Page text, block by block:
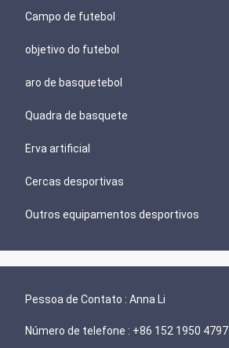
Campo de futebol
objetivo do futebol
aro de basquetebol
Quadra de basquete
Erva artificial
Cercas desportivas
Outros equipamentos desportivos
Pessoa de Contato : Anna Li
Número de telefone : +86 152 1950 4797